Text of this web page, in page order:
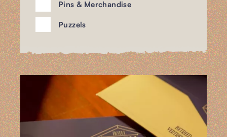
Pins & Merchandise
Puzzels